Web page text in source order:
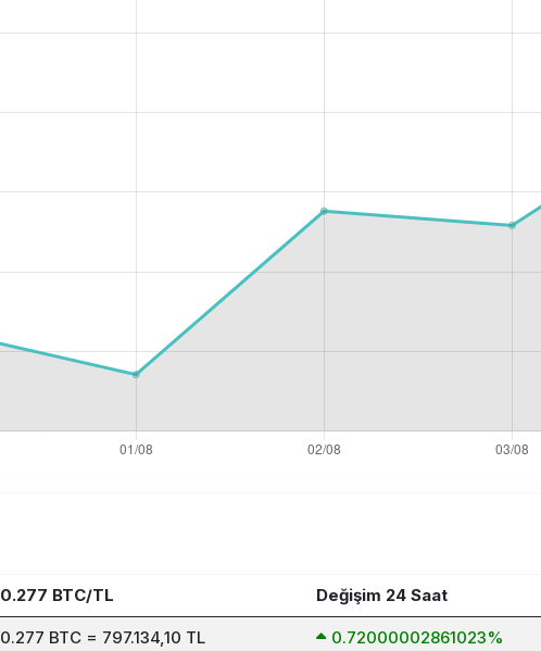
0.277 BTC/TL Değişim 24 Saat
0.277 BTC = 797.134,10 TL 0.72000002861023%